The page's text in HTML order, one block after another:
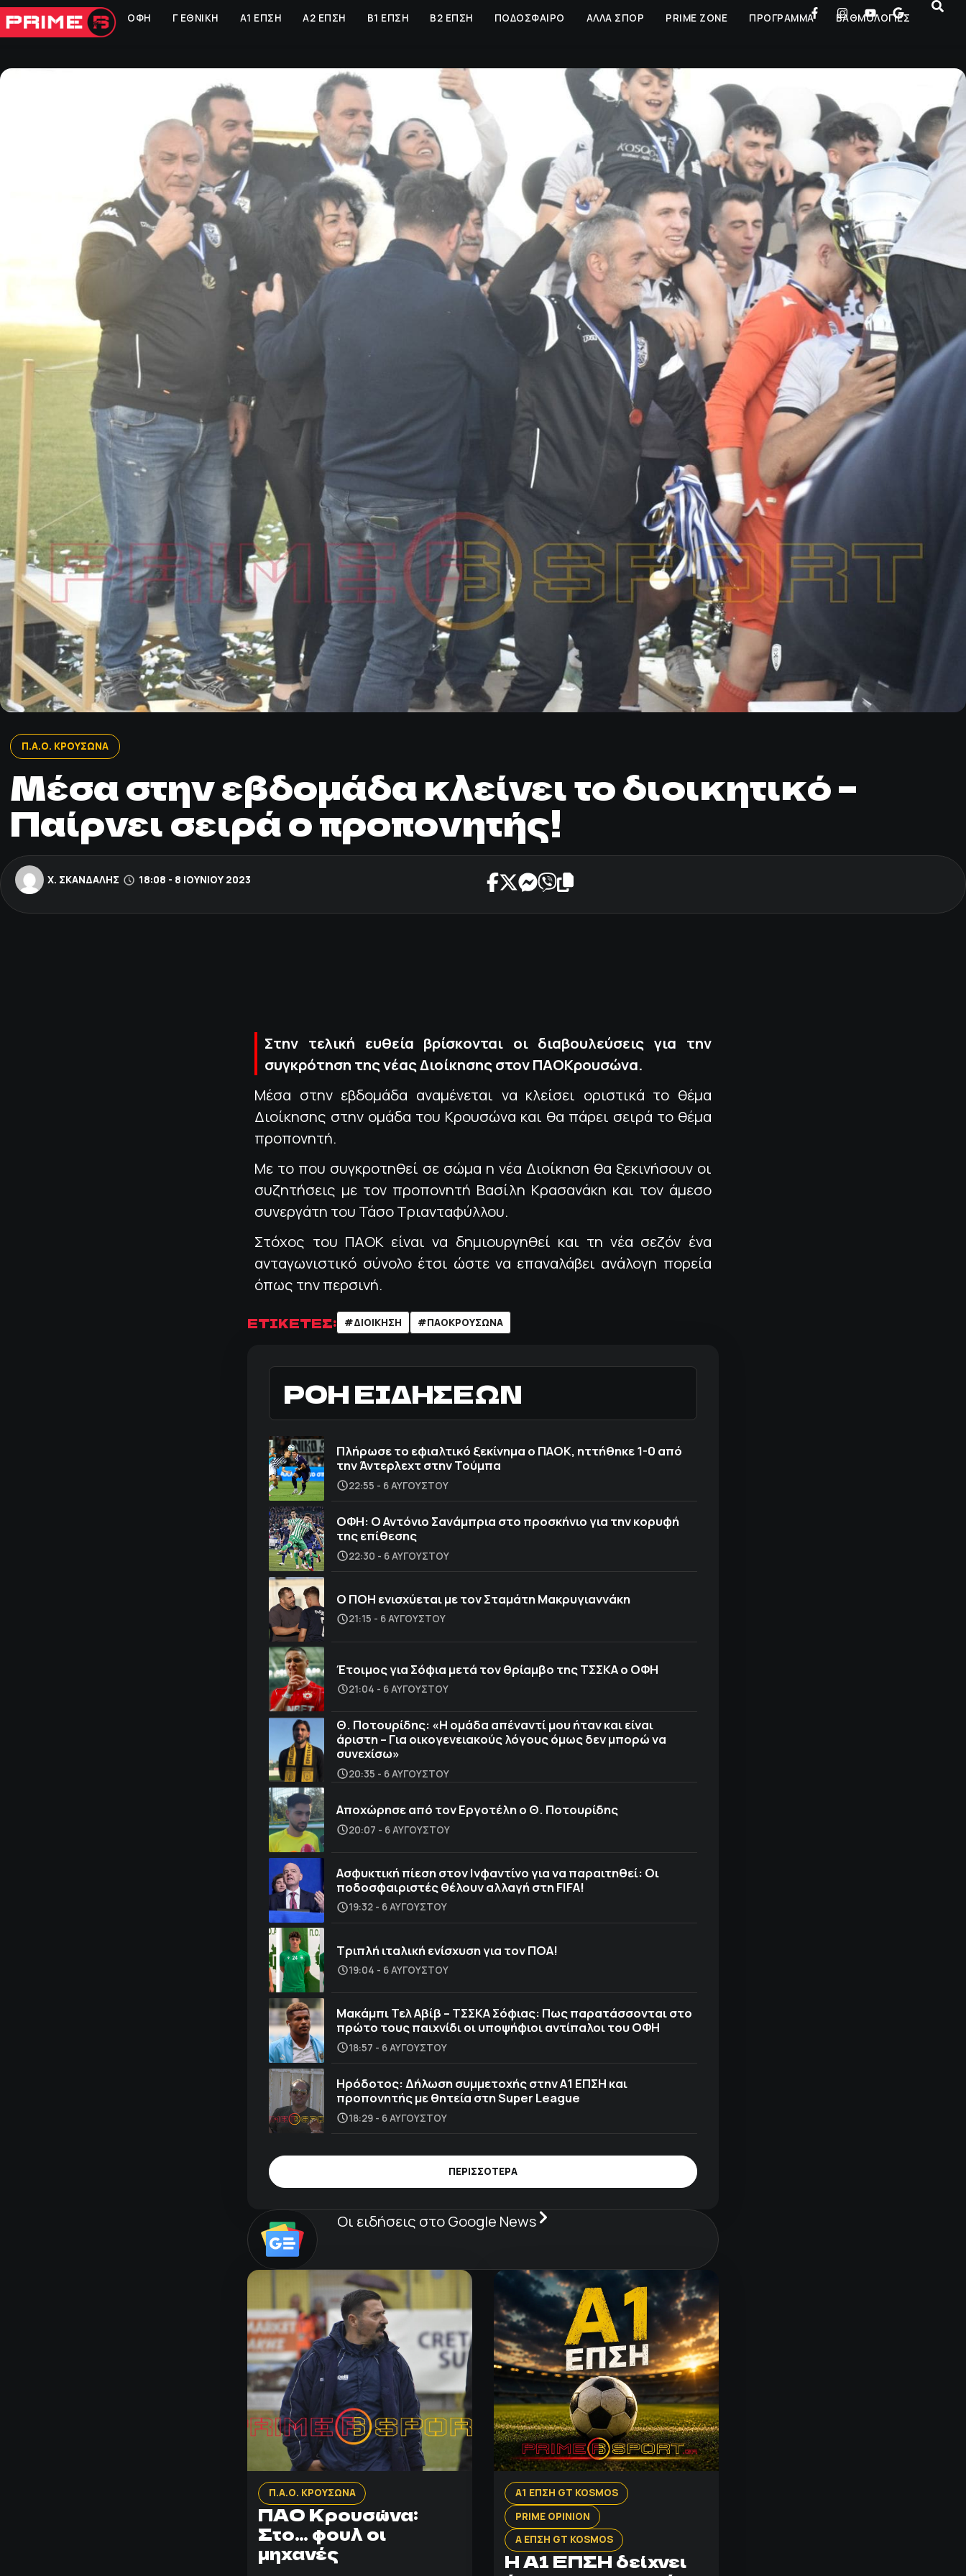
ΟΦΗ Γ ΕΘΝΙΚΗ Α1 ΕΠΣΗ Α2 ΕΠΣΗ Β1 ΕΠΣΗ Β2 ΕΠΣΗ ΠΟΔΟΣΦΑΙΡΟ ΑΛΛΑ ΣΠΟΡ PRIME ZONE ΠΡΟΓΡΑΜΜΑ ΒΑΘΜΟΛΟΓΙΕΣ
Π.Α.Ο. ΚΡΟΥΣΩΝΑ
Μέσα στην εβδομάδα κλείνει το διοικητικό –
Παίρνει σειρά ο προπονητής!
Χ. ΣΚΑΝΔΆΛΗΣ 18:08 - 8 ΙΟΥΝΊΟΥ 2023
Στην τελική ευθεία βρίσκονται οι διαβουλεύσεις για την
συγκρότηση της νέας Διοίκησης στον ΠΑΟΚρουσώνα.
Μέσα στην εβδομάδα αναμένεται να κλείσει οριστικά το θέμα
Διοίκησης στην ομάδα του Κρουσώνα και θα πάρει σειρά το θέμα
προπονητή.
Με το που συγκροτηθεί σε σώμα η νέα Διοίκηση θα ξεκινήσουν οι
συζητήσεις με τον προπονητή Βασίλη Κρασανάκη και τον άμεσο
συνεργάτη του Τάσο Τριανταφύλλου.
Στόχος του ΠΑΟΚ είναι να δημιουργηθεί και τη νέα σεζόν ένα
ανταγωνιστικό σύνολο έτσι ώστε να επαναλάβει ανάλογη πορεία
όπως την περσινή.
ΕΤΙΚΕΤΕΣ: #ΔΙΟΙΚΗΣΗ #ΠΑΟΚΡΟΥΣΏΝΑ
ΡΟΗ ΕΙΔΗΣΕΩΝ
Πλήρωσε το εφιαλτικό ξεκίνημα ο ΠΑΟΚ, ηττήθηκε 1-0 από
την Άντερλεχτ στην Τούμπα
22:55 - 6 ΑΥΓΟΎΣΤΟΥ
ΟΦΗ: Ο Αντόνιο Σανάμπρια στο προσκήνιο για την κορυφή
της επίθεσης
22:30 - 6 ΑΥΓΟΎΣΤΟΥ
Ο ΠΟΗ ενισχύεται με τον Σταμάτη Μακρυγιαννάκη
21:15 - 6 ΑΥΓΟΎΣΤΟΥ
Έτοιμος για Σόφια μετά τον θρίαμβο της ΤΣΣΚΑ ο ΟΦΗ
21:04 - 6 ΑΥΓΟΎΣΤΟΥ
Θ. Ποτουρίδης: «Η ομάδα απέναντί μου ήταν και είναι
άριστη – Για οικογενειακούς λόγους όμως δεν μπορώ να
συνεχίσω»
20:35 - 6 ΑΥΓΟΎΣΤΟΥ
Αποχώρησε από τον Εργοτέλη ο Θ. Ποτουρίδης
20:07 - 6 ΑΥΓΟΎΣΤΟΥ
Ασφυκτική πίεση στον Ινφαντίνο για να παραιτηθεί: Οι
ποδοσφαιριστές θέλουν αλλαγή στη FIFA!
19:32 - 6 ΑΥΓΟΎΣΤΟΥ
Τριπλή ιταλική ενίσχυση για τον ΠΟΑ!
19:04 - 6 ΑΥΓΟΎΣΤΟΥ
Μακάμπι Τελ Αβίβ – ΤΣΣΚΑ Σόφιας: Πως παρατάσσονται στο
πρώτο τους παιχνίδι οι υποψήφιοι αντίπαλοι του ΟΦΗ
18:57 - 6 ΑΥΓΟΎΣΤΟΥ
Ηρόδοτος: Δήλωση συμμετοχής στην Α1 ΕΠΣΗ και
προπονητής με θητεία στη Super League
18:29 - 6 ΑΥΓΟΎΣΤΟΥ
ΠΕΡΙΣΣΟΤΕΡΑ
Οι ειδήσεις στο Google News
Π.Α.Ο. ΚΡΟΥΣΩΝΑ
ΠΑΟ Κρουσώνα:
Στο… φουλ οι
μηχανές
Α1 ΕΠΣΗ GT KOSMOS
PRIME OPINION
Α ΕΠΣΗ GT KOSMOS
Η Α1 ΕΠΣΗ δείχνει